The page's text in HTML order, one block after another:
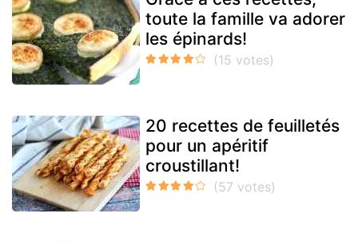
toute la famille va adorer
les épinards!
20 recettes de feuilletés
pour un apéritif
croustillant!